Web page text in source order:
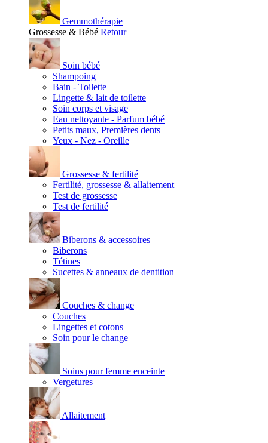
Gemmothérapie
Grossesse & Bébé Retour
Soin bébé
Shampoing
Bain - Toilette
Lingette & lait de toilette
Soin corps et visage
Eau nettoyante - Parfum bébé
Petits maux, Premières dents
Yeux - Nez - Oreille
Grossesse & fertilité
Fertilité, grossesse & allaitement
Test de grossesse
Test de fertilité
Biberons & accessoires
Biberons
Tétines
Sucettes & anneaux de dentition
Couches & change
Couches
Lingettes et cotons
Soin pour le change
Soins pour femme enceinte
Vergetures
Allaitement